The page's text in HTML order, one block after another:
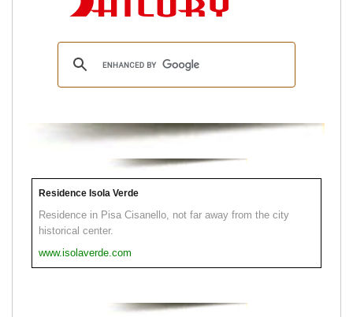
Residence Isola Verde
Residence in Pisa Cisanello, not far away from the city
historical center.
www.isolaverde.com